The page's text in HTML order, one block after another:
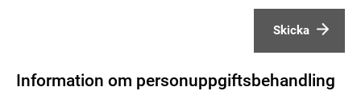
Skicka
Information om personuppgiftsbehandling